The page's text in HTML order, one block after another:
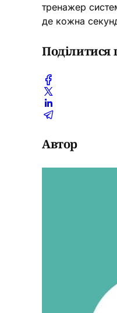
тренажер
де кожна
Автор